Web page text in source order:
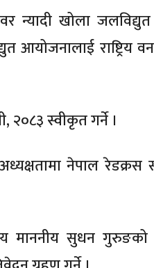
न्यादी खोला
राष्ट्रिय वन
२०८३ स्वीकृत गर्ने ।
नेपाल रेडक्रस
माननीय सुधन